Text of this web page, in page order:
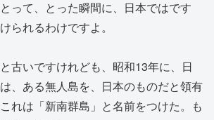
って、とった瞬間に、日本ではです
られるわけですよ。
古いですけれども、昭和13年に、日
、ある無人島を、日本のものだと領有
れは「新南群島」と名前をつけた。も